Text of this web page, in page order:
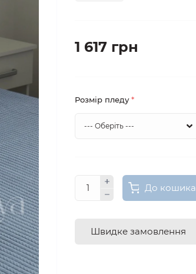
1 617 грн
Розмір пледу*
До кошика
Швидке замовлення